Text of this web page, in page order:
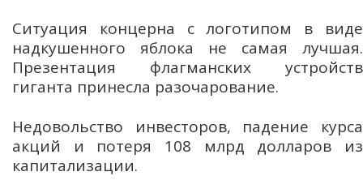
Ситуация концерна с логотипом в виде
надкушенного яблока не самая лучшая.
Презентация флагманских устройств
гиганта принесла разочарование.
Недовольство инвесторов, падение курса
акций и потеря 108 млрд долларов из
капитализации.